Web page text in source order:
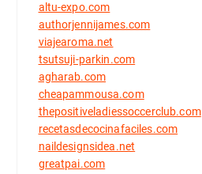
altu-expo.com
authorjennijames.com
viajearoma.net
tsutsuji-parkin.com
agharab.com
cheapammousa.com
thepositiveladiessoccerclub.com
recetasdecocinafaciles.com
naildesignsidea.net
greatpai.com